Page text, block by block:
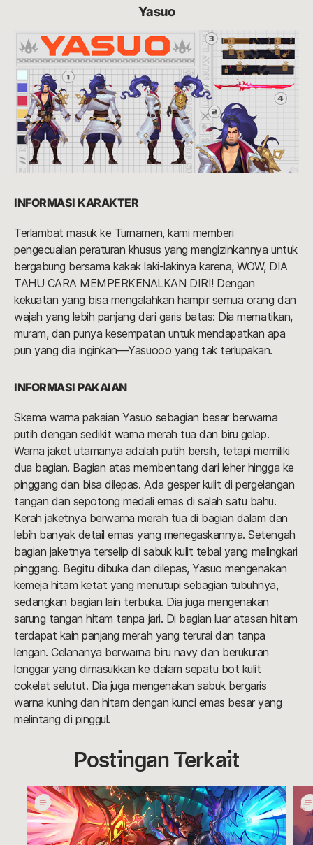
Yasuo
INFORMASI KARAKTER
Terlambat masuk ke Turnamen, kami memberi
pengecualian peraturan khusus yang mengizinkannya untuk
bergabung bersama kakak laki-lakinya karena, WOW, DIA
TAHU CARA MEMPERKENALKAN DIRI! Dengan
kekuatan yang bisa mengalahkan hampir semua orang dan
wajah yang lebih panjang dari garis batas: Dia mematikan,
muram, dan punya kesempatan untuk mendapatkan apa
pun yang dia inginkan—Yasuooo yang tak terlupakan.
INFORMASI PAKAIAN
Skema warna pakaian Yasuo sebagian besar berwarna
putih dengan sedikit warna merah tua dan biru gelap.
Warna jaket utamanya adalah putih bersih, tetapi memiliki
dua bagian. Bagian atas membentang dari leher hingga ke
pinggang dan bisa dilepas. Ada gesper kulit di pergelangan
tangan dan sepotong medali emas di salah satu bahu.
Kerah jaketnya berwarna merah tua di bagian dalam dan
lebih banyak detail emas yang menegaskannya. Setengah
bagian jaketnya terselip di sabuk kulit tebal yang melingkari
pinggang. Begitu dibuka dan dilepas, Yasuo mengenakan
kemeja hitam ketat yang menutupi sebagian tubuhnya,
sedangkan bagian lain terbuka. Dia juga mengenakan
sarung tangan hitam tanpa jari. Di bagian luar atasan hitam
terdapat kain panjang merah yang terurai dan tanpa
lengan. Celananya berwarna biru navy dan berukuran
longgar yang dimasukkan ke dalam sepatu bot kulit
cokelat selutut. Dia juga mengenakan sabuk bergaris
warna kuning dan hitam dengan kunci emas besar yang
melintang di pinggul.
Postingan Terkait
Pedoman
Cosplay
Soul
Star